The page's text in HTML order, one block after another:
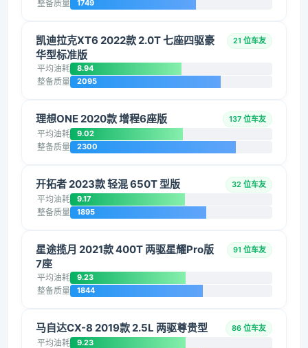
整备质量 1749
凯迪拉克XT6 2022款 2.0T 七座四驱豪
华型标准版
21 位车友
平均油耗 8.94
整备质量 2095
理想ONE 2020款 增程6座版 137 位车友
平均油耗 9.02
整备质量 2300
开拓者 2023款 轻混 650T 型版 32 位车友
平均油耗 9.17
整备质量 1895
星途揽月 2021款 400T 两驱星耀Pro版
7座
91 位车友
平均油耗 9.23
整备质量 1844
马自达CX-8 2019款 2.5L 两驱尊贵型 86 位车友
平均油耗 9.23